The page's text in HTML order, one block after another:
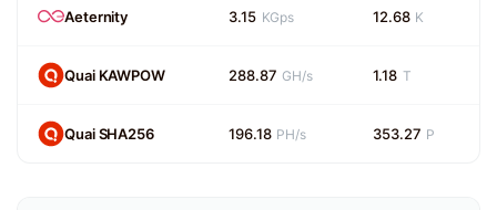
Aeternity 3.15 KGps 12.68 K
Quai KAWPOW 288.87 GH/s 1.18 T
Quai SHA256 196.18 PH/s 353.27 P